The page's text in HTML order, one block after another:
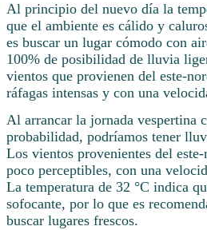
Al principio del nuevo día la
que el ambiente es cálido y
es buscar un lugar cómodo con
100% de posibilidad de lluvia
vientos que provienen del este-
ráfagas intensas y con una
Al arrancar la jornada vespertina
probabilidad, podríamos tener
Los vientos provenientes del
poco perceptibles, con una
La temperatura de 32 °C indica
sofocante, por lo que es
buscar lugares frescos.